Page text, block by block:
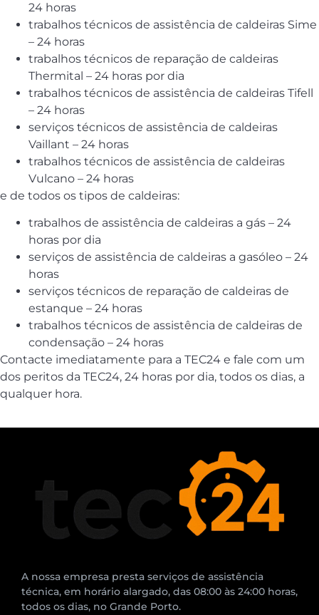
24 horas
trabalhos técnicos de assistência de caldeiras Sime
– 24 horas
trabalhos técnicos de reparação de caldeiras
Thermital – 24 horas por dia
trabalhos técnicos de assistência de caldeiras Tifell
– 24 horas
serviços técnicos de assistência de caldeiras
Vaillant – 24 horas
trabalhos técnicos de assistência de caldeiras
Vulcano – 24 horas
e de todos os tipos de caldeiras:
trabalhos de assistência de caldeiras a gás – 24
horas por dia
serviços de assistência de caldeiras a gasóleo – 24
horas
serviços técnicos de reparação de caldeiras de
estanque – 24 horas
trabalhos técnicos de assistência de caldeiras de
condensação – 24 horas
Contacte imediatamente para a TEC24 e fale com um
dos peritos da TEC24, 24 horas por dia, todos os dias, a
qualquer hora.
A nossa empresa presta serviços de assistência
técnica, em horário alargado, das 08:00 às 24:00 horas,
todos os dias, no Grande Porto.